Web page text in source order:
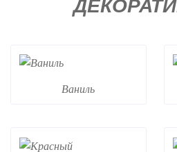
Ваниль